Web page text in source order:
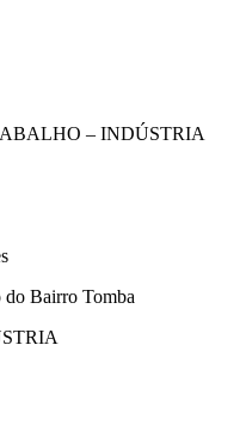
– INDÚSTRIA
do Bairro Tomba